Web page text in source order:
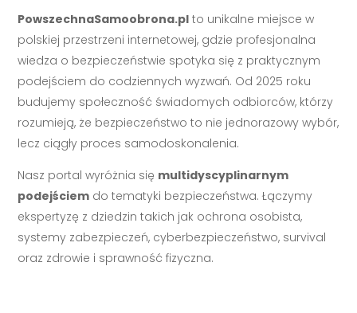
PowszechnaSamoobrona.pl to unikalne miejsce w
polskiej przestrzeni internetowej, gdzie profesjonalna
wiedza o bezpieczeństwie spotyka się z praktycznym
podejściem do codziennych wyzwań. Od 2025 roku
budujemy społeczność świadomych odbiorców, którzy
rozumieją, że bezpieczeństwo to nie jednorazowy wybór,
lecz ciągły proces samodoskonalenia.
Nasz portal wyróżnia się multidyscyplinarnym
podejściem do tematyki bezpieczeństwa. Łączymy
ekspertyzę z dziedzin takich jak ochrona osobista,
systemy zabezpieczeń, cyberbezpieczeństwo, survival
oraz zdrowie i sprawność fizyczna.